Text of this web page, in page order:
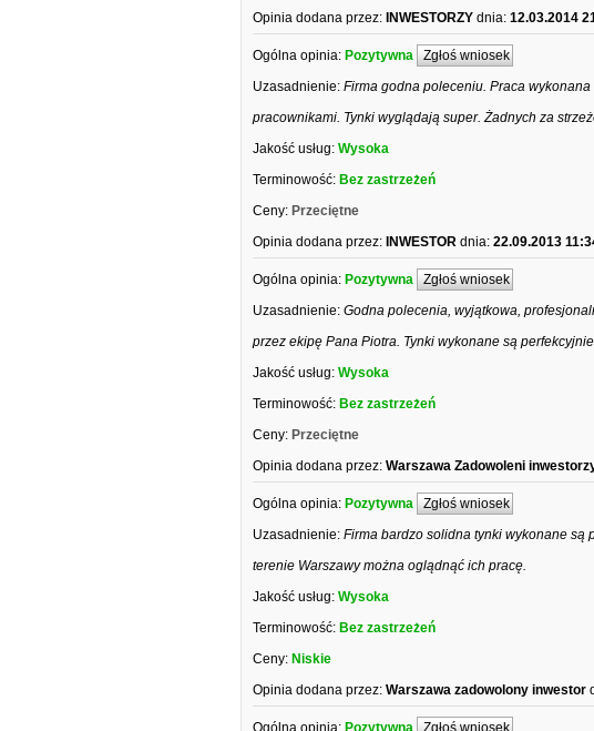
Opinia dodana przez: INWESTORZY dnia: 12.03.2014
Ogólna opinia: Pozytywna Zgłoś wniosek
Uzasadnienie: Firma godna poleceniu. Praca
pracownikami. Tynki wyglądają super. Żadnych za
Jakość usług: Wysoka
Terminowość: Bez zastrzeżeń
Ceny: Przeciętne
Opinia dodana przez: INWESTOR dnia: 22.09.2013
Ogólna opinia: Pozytywna Zgłoś wniosek
Uzasadnienie: Godna polecenia, wyjątkowa,
przez ekipę Pana Piotra. Tynki wykonane są
Jakość usług: Wysoka
Terminowość: Bez zastrzeżeń
Ceny: Przeciętne
Opinia dodana przez: Warszawa Zadowoleni
Ogólna opinia: Pozytywna Zgłoś wniosek
Uzasadnienie: Firma bardzo solidna tynki wykonane są
terenie Warszawy można oglądnąć ich pracę.
Jakość usług: Wysoka
Terminowość: Bez zastrzeżeń
Ceny: Niskie
Opinia dodana przez: Warszawa zadowolony inwestor
Ogólna opinia: Pozytywna Zgłoś wniosek